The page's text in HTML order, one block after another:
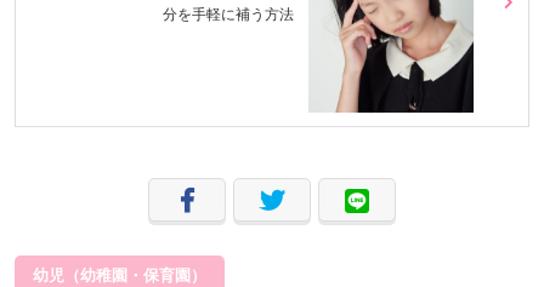
分を手軽に補う方法
幼児（幼稚園・保育園）